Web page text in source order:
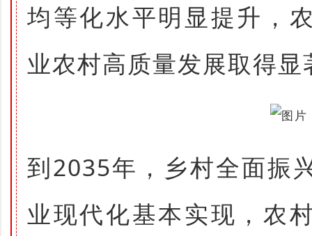
均等化水平明显提升，
业农村高质量发展取得显
到2035年，乡村全面振
业现代化基本实现，农